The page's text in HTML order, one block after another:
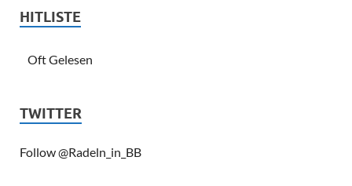
HITLISTE
Oft Gelesen
TWITTER
Follow @Radeln_in_BB